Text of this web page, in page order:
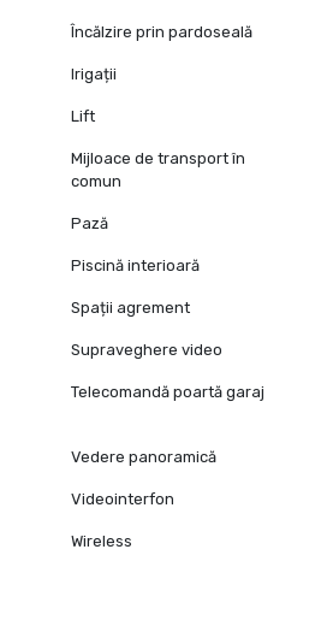
Încălzire prin pardoseală
Irigații
Lift
Mijloace de transport în
comun
Pază
Piscină interioară
Spații agrement
Supraveghere video
Telecomandă poartă garaj
Vedere panoramică
Videointerfon
Wireless